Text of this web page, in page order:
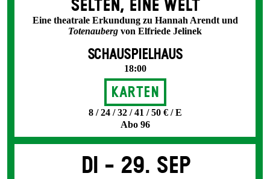
SELTEN, EINE WELT
Eine theatrale Erkundung zu Hannah Arendt und
Totenauberg von Elfriede Jelinek
SCHAUSPIELHAUS
18:00
Karten
8 / 24 / 32 / 41 / 50 € / E
Abo 96
Di - 29. Sep